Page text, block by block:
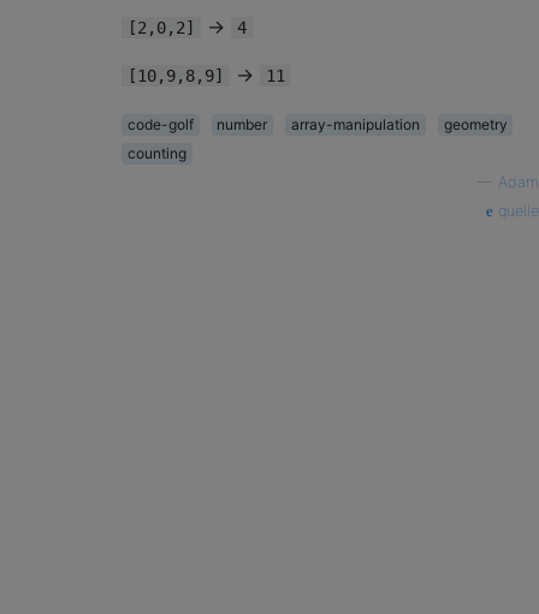
[2,0,2] → 4
[10,9,8,9] → 11
code-golf number array-manipulation
geometry
counting
Adam
quelle